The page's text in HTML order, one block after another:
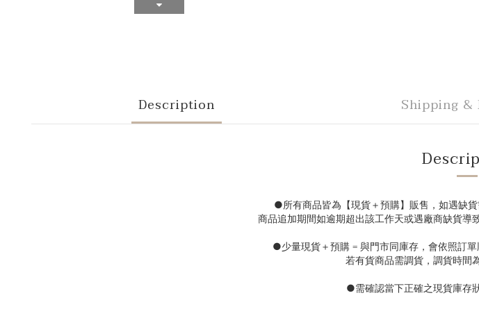
Description Shipping &
●所有商品皆為【現貨＋預購】販售，如遇缺
商品追加期間如逾期超出該工作天或遇廠商缺貨導
●少量現貨＋預購 = 與門市同庫存，會依照訂
若有貨商品需調貨，調貨時間
●需確認當下正確之現貨庫存